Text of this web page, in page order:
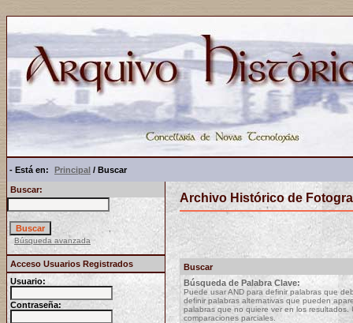
- Está en: Principal / Buscar
Buscar:
Búsqueda avanzada
Acceso Usuarios Registrados
Usuario:
Contraseña:
Archivo Histórico de
Buscar
Búsqueda de Palabra Clave:
Puede usar AND para definir palabras que
definir palabras alternativas que pueden
palabras que no quiere ver en los resultados.
comparaciones parciales.